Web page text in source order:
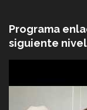
Programa
siguiente